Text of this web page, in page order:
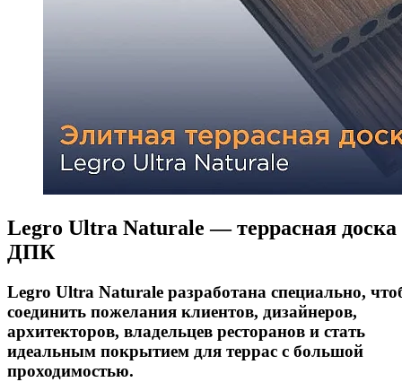
Legro Ultra Naturale — террасная доска
ДПК
Legro Ultra Naturale разработана специально,
соединить пожелания клиентов, дизайнеров,
архитекторов, владельцев ресторанов и стать
идеальным покрытием для террас с большой
проходимостью.